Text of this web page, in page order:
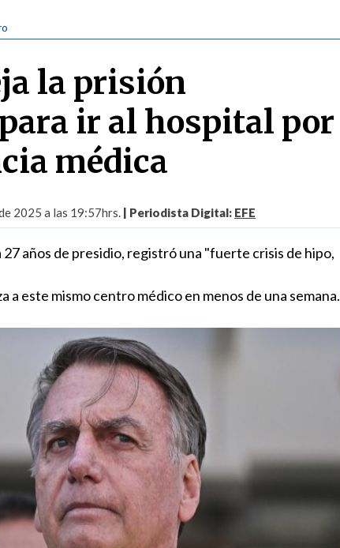
la prisión
ir al hospital por
médica
2025 a las 19:57hrs. | Periodista Digital: EFE
años de presidio, registró una "fuerte crisis de hipo,
a este mismo centro médico en menos de una semana.